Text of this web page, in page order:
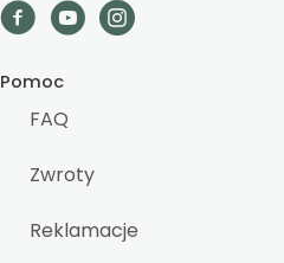
Pomoc
FAQ
Zwroty
Reklamacje